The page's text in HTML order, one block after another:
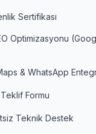
Sertifikası
Optimizasyonu
& WhatsApp
Formu
Teknik Destek